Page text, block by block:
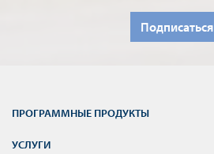
Подписаться
ПРОГРАММНЫЕ ПРОДУКТЫ
УСЛУГИ